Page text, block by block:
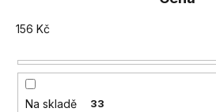
156 Kč
Na skladě 33
b
j
e